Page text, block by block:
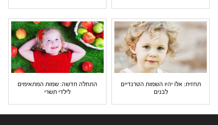
תחזית: אלו יהיו השמות הטרנדיים
לבנים
התחלה חדשה: שמות המתאימים
לילדי תשרי